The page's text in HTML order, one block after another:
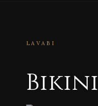
LAVABI
Bikini